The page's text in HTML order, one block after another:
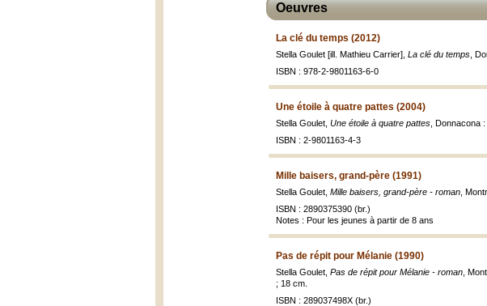
Oeuvres
La clé du temps (2012)
Stella Goulet [ill. Mathieu Carrier], La clé du temps ,
ISBN : 978-2-9801163-6-0
Une étoile à quatre pattes (2004)
Stella Goulet, Une étoile à quatre pattes , Donnacona
ISBN : 2-9801163-4-3
Mille baisers, grand-père (1991)
Stella Goulet, Mille baisers, grand-père - roman ,
ISBN : 2890375390 (br.)
Notes : Pour les jeunes à partir de 8 ans
Pas de répit pour Mélanie (1990)
Stella Goulet, Pas de répit pour Mélanie - roman ,
; 18 cm.
ISBN : 289037498X (br.)